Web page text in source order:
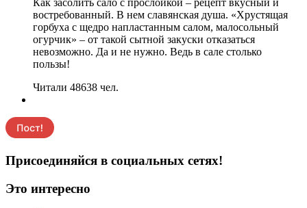
востребованный. В нем славянская душа. «Хрустящая
горбуха с щедро напластанным салом, малосольный
огурчик» – от такой сытной закуски отказаться
невозможно. Да и не нужно. Ведь в сале столько
пользы!
Читали 48638 чел.
Присоединяйся в социальных сетях!
Это интересно